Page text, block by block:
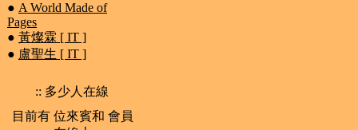
● A World Made of
Pages
● 黃燦霖 [ IT ]
● 盧聖生 [ IT ]
:: 多少人在線
目前有 位來賓和 會員